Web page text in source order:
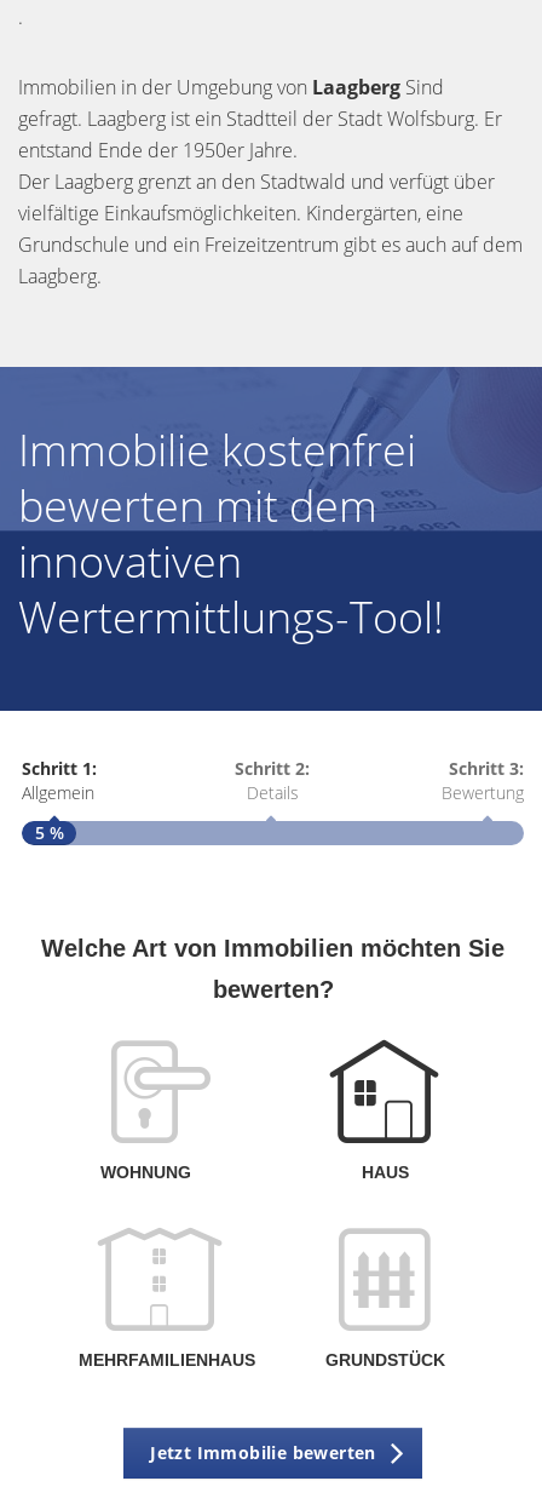
.
Immobilien in der Umgebung von Laagberg Sind
gefragt. Laagberg ist ein Stadtteil der Stadt Wolfsburg. Er
entstand Ende der 1950er Jahre.
Der Laagberg grenzt an den Stadtwald und verfügt über
vielfältige Einkaufsmöglichkeiten. Kindergärten, eine
Grundschule und ein Freizeitzentrum gibt es auch auf dem
Laagberg.
Immobilie kostenfrei
bewerten mit dem
innovativen
Wertermittlungs-Tool!
Schritt 1:
Allgemein
Schritt 2:
Details
Schritt 3:
Bewertung
5 %
Welche Art von Immobilien möchten Sie
bewerten?
WOHNUNG HAUS
MEHRFAMILIENHAUS GRUNDSTÜCK
Jetzt Immobilie bewerten